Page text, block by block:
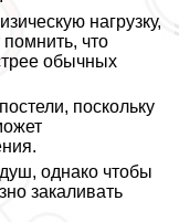
нагрузку,
что
обычных
поскольку
однако чтобы
закаливать